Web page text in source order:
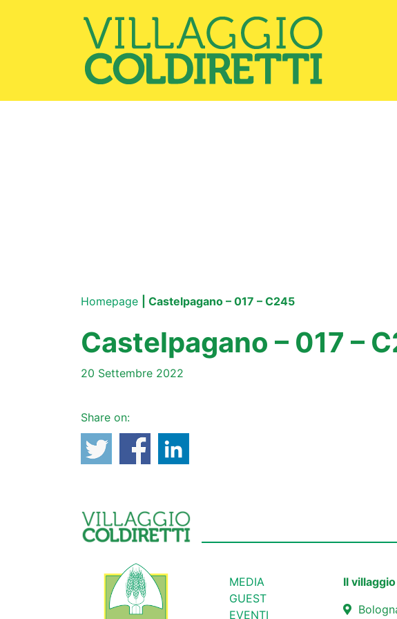
Homepage | Castelpagano – 017 – C245
Castelpagano – 017 –
20 Settembre 2022
Share on:
MEDIA
GUEST
EVENTI
Il